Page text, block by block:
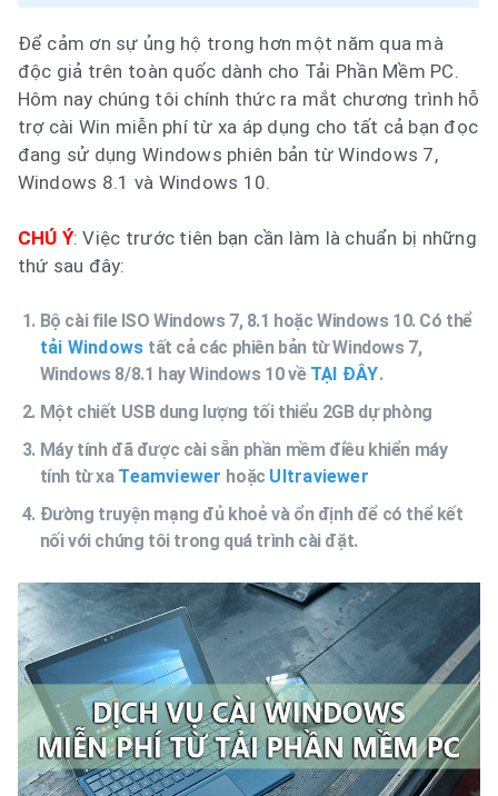
Để cảm ơn sự ủng hộ trong hơn một năm qua mà
độc giả trên toàn quốc dành cho Tải Phần Mềm PC.
Hôm nay chúng tôi chính thức ra mắt chương trình hỗ
trợ cài Win miễn phí từ xa áp dụng cho tất cả bạn đọc
đang sử dụng Windows phiên bản từ Windows 7,
Windows 8.1 và Windows 10.
CHÚ Ý: Việc trước tiên bạn cần làm là chuẩn bị những
thứ sau đây:
Bộ cài file ISO Windows 7, 8.1 hoặc Windows 10. Có thể
tải Windows tất cả các phiên bản từ Windows 7,
Windows 8/8.1 hay Windows 10 về TẠI ĐÂY.
Một chiết USB dung lượng tối thiểu 2GB dự phòng
Máy tính đã được cài sẵn phần mềm điều khiển máy
tính từ xa Teamviewer hoặc Ultraviewer
Đường truyện mạng đủ khoẻ và ổn định để có thể kết
nối với chúng tôi trong quá trình cài đặt.